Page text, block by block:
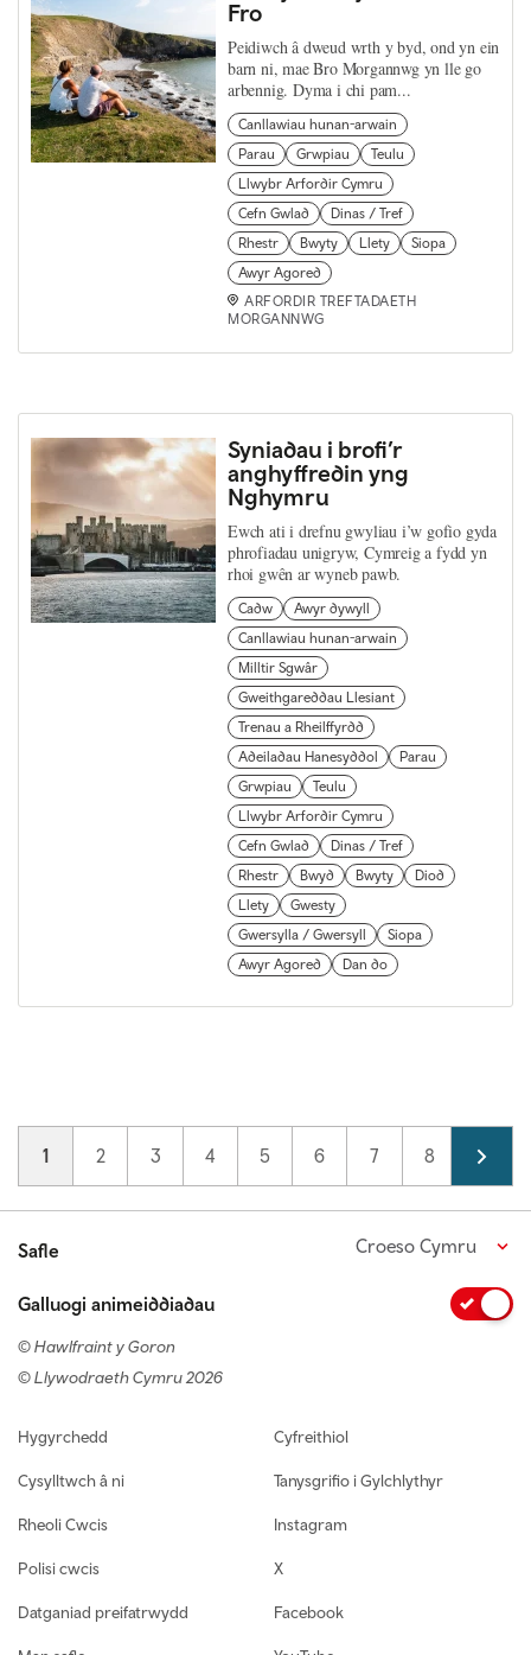
Fro
Peidiwch â dweud wrth y byd, ond yn ein
barn ni, mae Bro Morgannwg yn lle go
arbennig. Dyma i chi pam...
Canllawiau hunan-arwain
Parau
Grwpiau
Teulu
Llwybr Arfordir Cymru
Cefn Gwlad
Dinas / Tref
Rhestr
Bwyty Llety
Siopa
Awyr Agored
ARFORDIR TREFTADAETH
MORGANNWG
Syniadau i brofi’r
anghyffredin yng
Nghymru
Ewch ati i drefnu gwyliau i’w gofio gyda
phrofiadau unigryw, Cymreig a fydd yn
rhoi gwên ar wyneb pawb.
Cadw
Awyr dywyll
Canllawiau hunan-arwain
Milltir Sgwâr
Gweithgareddau Llesiant
Trenau a Rheilffyrdd
Adeiladau Hanesyddol
Parau
Grwpiau
Teulu
Llwybr Arfordir Cymru
Cefn Gwlad
Dinas / Tref
Rhestr
Bwyd Bwyty
Diod
Llety
Gwesty
Gwersylla / Gwersyll
Siopa
Awyr Agored
Dan do
Pagination
Current page
1 Page
2 Page
3 Page
4 Page
5 Page
6 Page
7 Page
8 Page
9
Safle Croeso Cymru
Galluogi animeiddiadau
© Hawlfraint y Goron
© Llywodraeth Cymru 2026
Footer navigation
Hygyrchedd
Cysylltwch â ni
Rheoli Cwcis
Polisi cwcis
Datganiad preifatrwydd
Cyfreithiol
Tanysgrifio i Gylchlythyr
Instagram
X
Facebook